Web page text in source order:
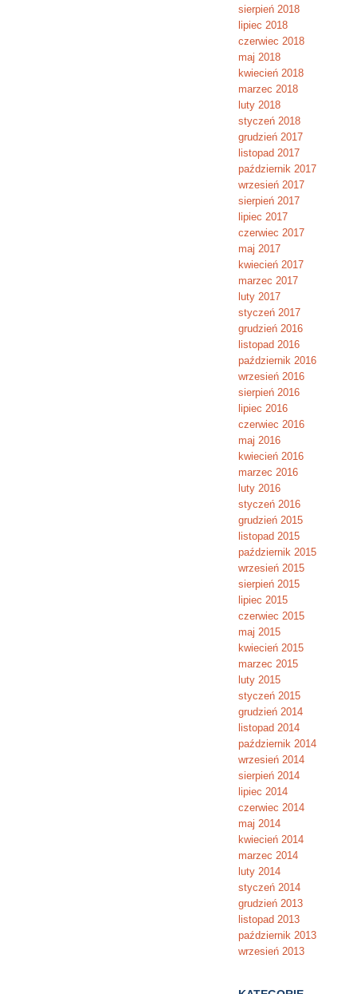
sierpień 2018
lipiec 2018
czerwiec 2018
maj 2018
kwiecień 2018
marzec 2018
luty 2018
styczeń 2018
grudzień 2017
listopad 2017
październik 2017
wrzesień 2017
sierpień 2017
lipiec 2017
czerwiec 2017
maj 2017
kwiecień 2017
marzec 2017
luty 2017
styczeń 2017
grudzień 2016
listopad 2016
październik 2016
wrzesień 2016
sierpień 2016
lipiec 2016
czerwiec 2016
maj 2016
kwiecień 2016
marzec 2016
luty 2016
styczeń 2016
grudzień 2015
listopad 2015
październik 2015
wrzesień 2015
sierpień 2015
lipiec 2015
czerwiec 2015
maj 2015
kwiecień 2015
marzec 2015
luty 2015
styczeń 2015
grudzień 2014
listopad 2014
październik 2014
wrzesień 2014
sierpień 2014
lipiec 2014
czerwiec 2014
maj 2014
kwiecień 2014
marzec 2014
luty 2014
styczeń 2014
grudzień 2013
listopad 2013
październik 2013
wrzesień 2013